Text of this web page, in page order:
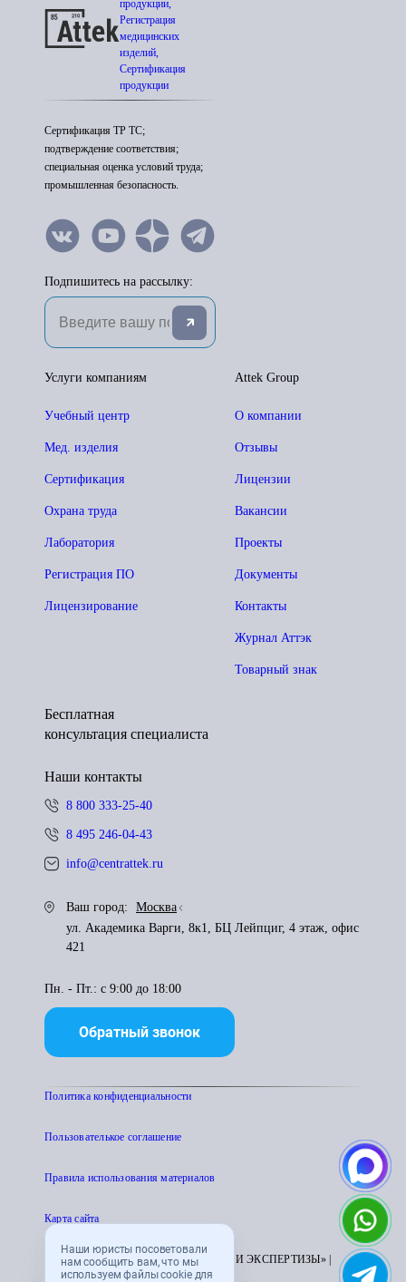
Наши юристы посоветовали
нам сообщить вам, что мы
используем файлы cookie для
продукции,
Регистрация
медицинских
изделий,
Сертификация
продукции
Сертификация ТР ТС;
подтверждение соответствия;
специальная оценка условий труда;
промышленная безопасность.
Подпишитесь на рассылку:
Attek Group
О компании
Отзывы
Лицензии
Вакансии
Проекты
Документы
Контакты
Журнал Аттэк
Товарный знак
Услуги компаниям
Учебный центр
Мед. изделия
Сертификация
Охрана труда
Лаборатория
Регистрация ПО
Лицензирование
Бесплатная
консультация специалиста
Наши контакты
8 800 333-25-40
8 495 246-04-43
info@centrattek.ru
Ваш город:
Москва
ул. Академика Варги, 8к1, БЦ Лейпциг, 4 этаж, офис
421
Пн. - Пт.: с 9:00 до 18:00
Обратный звонок
Политика конфиденциальности
Пользователькое соглашение
Правила использования материалов
Карта сайта
© 1995 - 2026 «ЦЕНТР АТТЕСТАЦИИ И ЭКСПЕРТИЗЫ» |
CENTRATTEK.RU